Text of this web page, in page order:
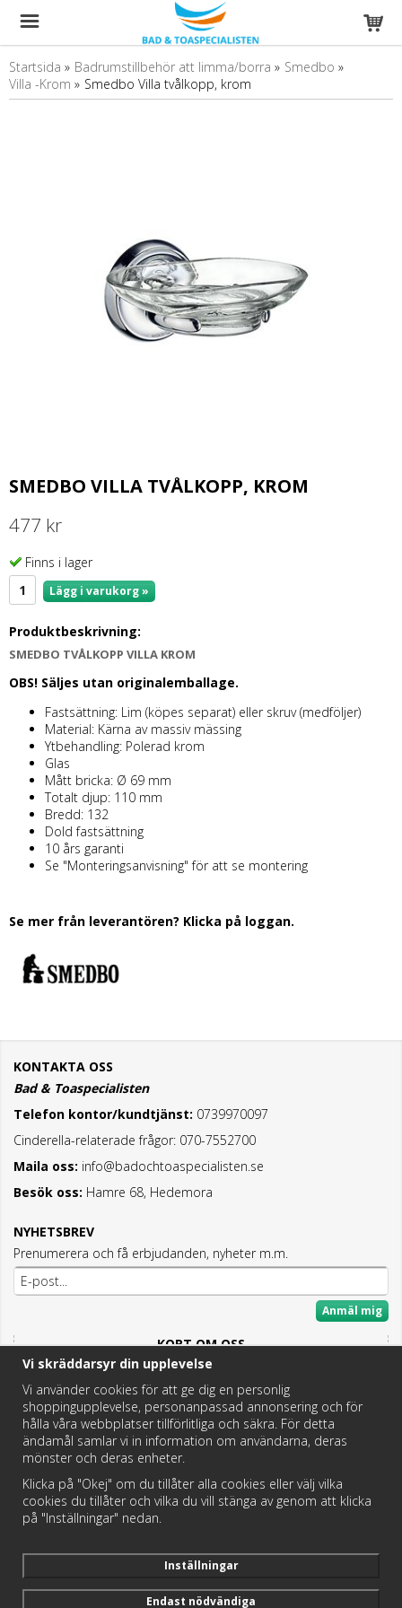
Startsida » Badrumstillbehör att limma/borra » Smedbo »
Villa -Krom » Smedbo Villa tvålkopp, krom
SMEDBO VILLA TVÅLKOPP, KROM
477 kr
Finns i lager
Lägg i varukorg »
Produktbeskrivning:
SMEDBO TVÅLKOPP VILLA KROM
OBS! Säljes utan originalemballage.
Fastsättning: Lim (köpes separat) eller skruv (medföljer)
Material: Kärna av massiv mässing
Ytbehandling: Polerad krom
Glas
Mått bricka: Ø 69 mm
Totalt djup: 110 mm
Bredd: 132
Dold fastsättning
10 års garanti
Se "Monteringsanvisning" för att se montering
Se mer från leverantören? Klicka på loggan.
KONTAKTA OSS
Bad & Toaspecialisten
Telefon kontor/kundtjänst: 0739970097
Cinderella-relaterade frågor: 070-7552700
Maila oss: info@badochtoaspecialisten.se
Besök oss: Hamre 68, Hedemora
NYHETSBREV
Prenumerera och få erbjudanden, nyheter m.m.
Anmäl mig
KORT OM OSS
Här hittar du det bästa och mesta inom Badrum,
Fritidstoaletter och VVS.
Butik i Hedemora.
Vi hjälper dig hitta rätt reservdel!
https://badochtoaspecialisten.se/return/
Vi skräddarsyr din upplevelse
Vi använder cookies för att ge dig en personlig
shoppingupplevelse, personanpassad annonsering och för
hålla våra webbplatser tillförlitliga och säkra. För detta
ändamål samlar vi in information om användarna, deras
mönster och deras enheter.
Klicka på "Okej" om du tillåter alla cookies eller välj vilka
cookies du tillåter och vilka du vill stänga av genom att klicka
på "Inställningar" nedan.
Inställningar
Endast nödvändiga